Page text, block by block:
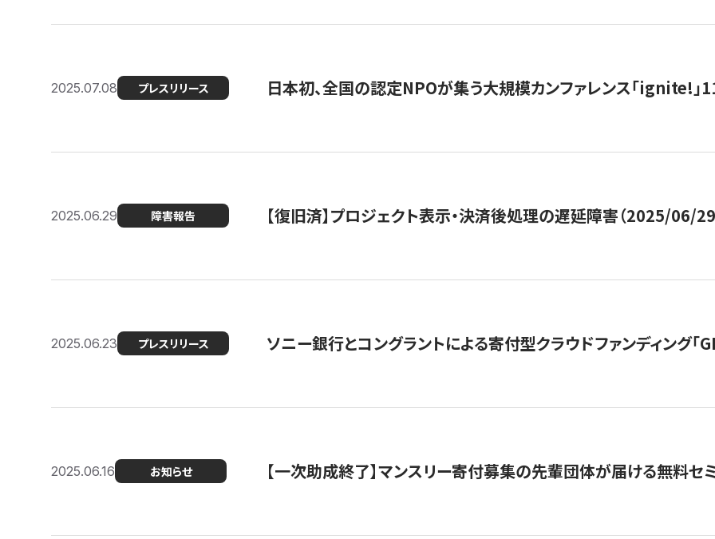
2025.07.08 プレスリリース 日本初、全国の認定NPOが集う大規模カンファレンス「ignite!」
2025.06.29 障害報告 【復旧済】プロジェクト表示・決済後処理の遅延障害（2025/06/29
2025.06.23 プレスリリース ソニー銀行とコングラントによる寄付型クラウドファンディング
2025.06.16 お知らせ 【一次助成終了】マンスリー寄付募集の先輩団体が届ける無料セ